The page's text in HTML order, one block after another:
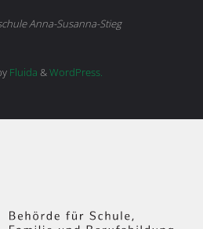
Anna-Susanna-Stieg
Fluida &WordPress.